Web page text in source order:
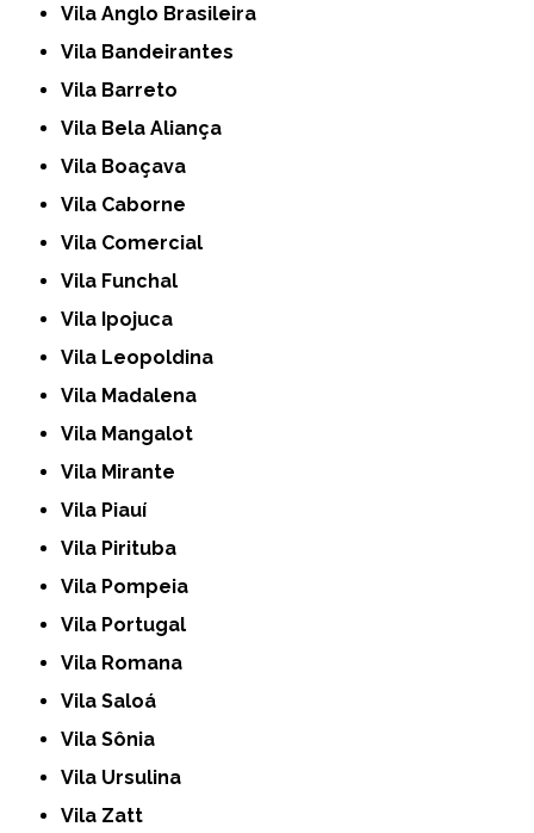
Vila Anglo Brasileira
Vila Bandeirantes
Vila Barreto
Vila Bela Aliança
Vila Boaçava
Vila Caborne
Vila Comercial
Vila Funchal
Vila Ipojuca
Vila Leopoldina
Vila Madalena
Vila Mangalot
Vila Mirante
Vila Piauí
Vila Pirituba
Vila Pompeia
Vila Portugal
Vila Romana
Vila Saloá
Vila Sônia
Vila Ursulina
Vila Zatt